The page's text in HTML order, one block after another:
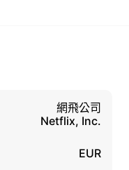
網飛公司
Netflix, Inc.
EUR